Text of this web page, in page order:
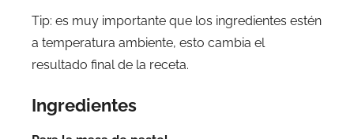
Tip: es muy importante que los ingredientes estén
a temperatura ambiente, esto cambia el
resultado final de la receta.
Ingredientes